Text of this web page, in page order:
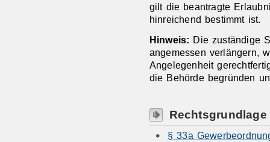
gilt die beantragte
hinreichend bestimmt ist.
Hinweis: Die zuständige
angemessen verlängern,
Angelegenheit
die Behörde begründen
Rechtsgrundlage
§ 33a